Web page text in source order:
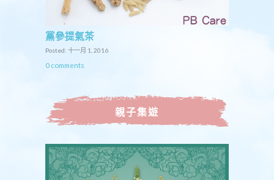
黨參提氣茶
Posted: 十一月 1, 2016
0 comments
親子集遊